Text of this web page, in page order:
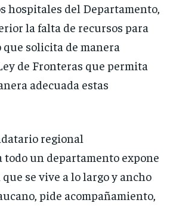
hospitales del Departamento,
la falta de recursos para
solicita de manera
de Fronteras que permita
adecuada estas
regional
todo un departamento expone
se vive a lo largo y ancho
pide acompañamiento,